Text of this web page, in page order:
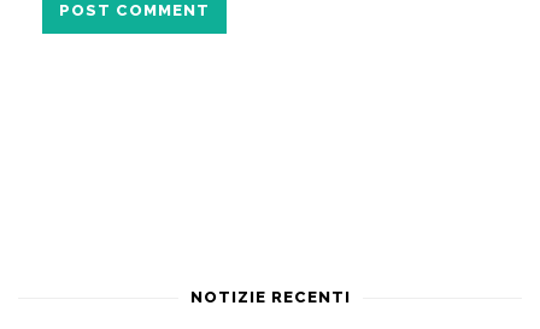
POST COMMENT
NOTIZIE RECENTI